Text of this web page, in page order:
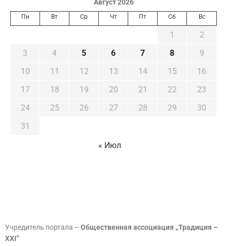
Август 2026
Пн Вт Ср Чт Пт Сб Вс
1
2
3
4 5 6 7 8
9
10
11 12 13 14 15
16
17
18 19 20 21 22
23
24
25 26 27 28 29
30
31
« Июл
Учредитель портала – Общественная ассоциация „Традиция –
XXI”